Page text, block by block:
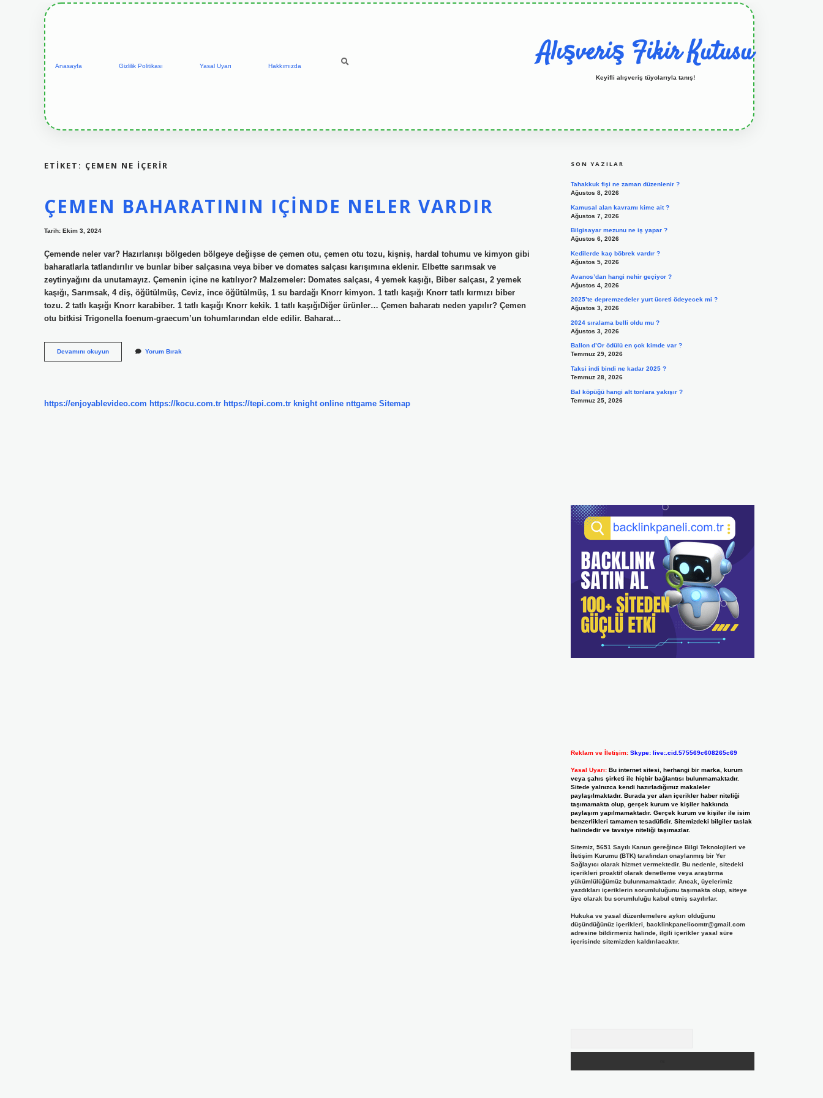
Anasayfa Gizlilik Politikası Yasal Uyarı Hakkımızda Alışveriş Fikir Kutusu
Keyifli alışveriş tüyolarıyla tanış!
ETIKET: ÇEMEN NE IÇERIR
ÇEMEN BAHARATININ IÇINDE NELER VARDIR
Tarih: Ekim 3, 2024
Çemende neler var? Hazırlanışı bölgeden bölgeye değişse de çemen otu, çemen otu tozu, kişniş, hardal tohumu ve kimyon gibi
baharatlarla tatlandırılır ve bunlar biber salçasına veya biber ve domates salçası karışımına eklenir. Elbette sarımsak ve
zeytinyağını da unutamayız. Çemenin içine ne katılıyor? Malzemeler: Domates salçası, 4 yemek kaşığı, Biber salçası, 2 yemek
kaşığı, Sarımsak, 4 diş, öğütülmüş, Ceviz, ince öğütülmüş, 1 su bardağı Knorr kimyon. 1 tatlı kaşığı Knorr tatlı kırmızı biber
tozu. 2 tatlı kaşığı Knorr karabiber. 1 tatlı kaşığı Knorr kekik. 1 tatlı kaşığıDiğer ürünler… Çemen baharatı neden yapılır? Çemen
otu bitkisi Trigonella foenum-graecum’un tohumlarından elde edilir. Baharat…
Devamını okuyunÇemen
Baharatının
Yorum Bırak
https://enjoyablevideo.com https://kocu.com.tr https://tepi.com.tr knight online nttgame Sitemap
SON YAZILAR
Tahakkuk fişi ne zaman düzenlenir ?
Ağustos 8, 2026
Kamusal alan kavramı kime ait ?
Ağustos 7, 2026
Bilgisayar mezunu ne iş yapar ?
Ağustos 6, 2026
Kedilerde kaç böbrek vardır ?
Ağustos 5, 2026
Avanos’dan hangi nehir geçiyor ?
Ağustos 4, 2026
2025’te depremzedeler yurt ücreti ödeyecek mi ?
Ağustos 3, 2026
2024 sıralama belli oldu mu ?
Ağustos 3, 2026
Ballon d’Or ödülü en çok kimde var ?
Temmuz 29, 2026
Taksi indi bindi ne kadar 2025 ?
Temmuz 28, 2026
Bal köpüğü hangi alt tonlara yakışır ?
Temmuz 25, 2026
Reklam ve İletişim: Skype: live:.cid.575569c608265c69
Yasal Uyarı: Bu internet sitesi, herhangi bir marka, kurum
veya şahıs şirketi ile hiçbir bağlantısı bulunmamaktadır.
Sitede yalnızca kendi hazırladığımız makaleler
paylaşılmaktadır. Burada yer alan içerikler haber niteliği
taşımamakta olup, gerçek kurum ve kişiler hakkında
paylaşım yapılmamaktadır. Gerçek kurum ve kişiler ile isim
benzerlikleri tamamen tesadüfidir. Sitemizdeki bilgiler taslak
halindedir ve tavsiye niteliği taşımazlar.
Sitemiz, 5651 Sayılı Kanun gereğince Bilgi Teknolojileri ve
İletişim Kurumu (BTK) tarafından onaylanmış bir Yer
Sağlayıcı olarak hizmet vermektedir. Bu nedenle, sitedeki
içerikleri proaktif olarak denetleme veya araştırma
yükümlülüğümüz bulunmamaktadır. Ancak, üyelerimiz
yazdıkları içeriklerin sorumluluğunu taşımakta olup, siteye
üye olarak bu sorumluluğu kabul etmiş sayılırlar.
Hukuka ve yasal düzenlemelere aykırı olduğunu
düşündüğünüz içerikleri, backlinkpanelicomtr@gmail.com
adresine bildirmeniz halinde, ilgili içerikler yasal süre
içerisinde sitemizden kaldırılacaktır.